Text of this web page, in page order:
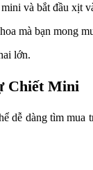
và bắt đầu xịt
mà bạn mong
lớn.
Chiết Mini
dễ dàng tìm mua